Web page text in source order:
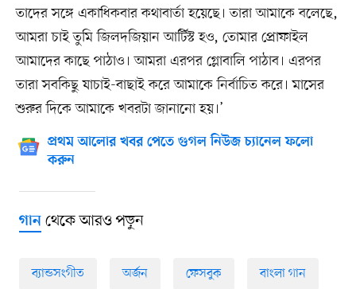
তাদের সঙ্গে একাধিকবার কথাবার্তা হয়েছে। তারা আমাকে বলেছে,
আমরা চাই তুমি জিলদজিয়ান আর্টিস্ট হও, তোমার প্রোফাইল
আমাদের কাছে পাঠাও। আমরা এরপর গ্লোবালি পাঠাব। এরপর
তারা সবকিছু যাচাই-বাছাই করে আমাকে নির্বাচিত করে। মাসের
শুরুর দিকে আমাকে খবরটা জানানো হয়।’
প্রথম আলোর খবর পেতে গুগল নিউজ চ্যানেল ফলো
করুন
গানথেকে আরও পড়ুন
ব্যান্ডসংগীত অর্জন ফেসবুক বাংলা গান